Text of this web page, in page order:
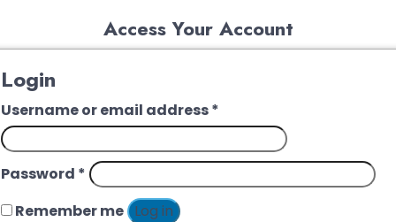
Access Your Account
Login
Username or email address*
Password *
Remember me Log in